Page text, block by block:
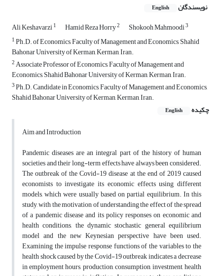
نویسندگان English
Ali Keshavarzi1 Hamid Reza Horry2 Shokooh Mahmoodi3
1Ph.D. of Economics, Faculty of Management and Economics, Shahid
Bahonar University of Kerman, Kerman, Iran.
2Associate Professor of Economics, Faculty of Management and
Economics, Shahid Bahonar University of Kerman, Kerman, Iran.
3Ph.D. Candidate in Economics, Faculty of Management and Economics,
Shahid Bahonar University of Kerman, Kerman, Iran.
چکیده
English
AimandIntroduction
Pandemic diseases are an integral part of the history of human
societies and their long-term effects have always been considered.
The outbreak of the Covid-19 disease at the end of 2019 caused
economists to investigate its economic effects using different
models, which were usually based on partial equilibrium. In this
study, with the motivation of understanding the effect of the spread
of a pandemic disease and its policy responses on economic and
health conditions, the dynamic stochastic general equilibrium
model and the new Keynesian perspective have been used.
Examining the impulse response functions of the variables to the
health shock caused by the Covid-19 outbreak indicates a decrease
in employment hours, production, consumption, investment, health